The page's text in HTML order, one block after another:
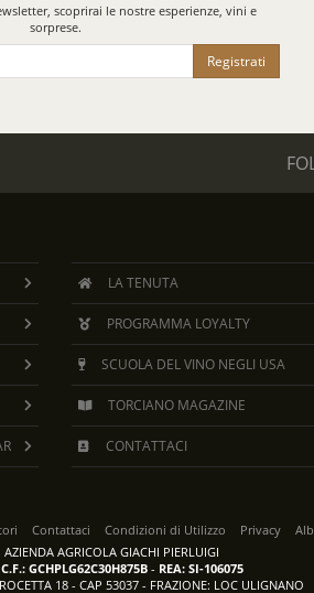
scoprirai le nostre esperienze, vini e
sorprese.
Registrati
LA TENUTA
PROGRAMMA LOYALTY
SCUOLA DEL VINO NEGLI USA
TORCIANO MAGAZINE
CONTATTACI
Contattaci Condizioni di Utilizzo Privacy
AGRICOLA GIACHI PIERLUIGI
C.F.: GCHPLG62C30H875B- REA: SI-106075
18 - CAP 53037 - FRAZIONE: LOC ULIGNANO